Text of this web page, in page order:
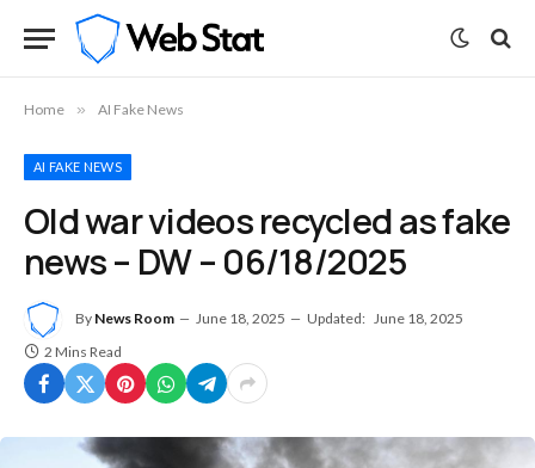
Home » AI Fake News
AI FAKE NEWS
Old war videos recycled as fake
news – DW – 06/18/2025
By News Room June 18, 2025 Updated: June 18, 2025
2 Mins Read